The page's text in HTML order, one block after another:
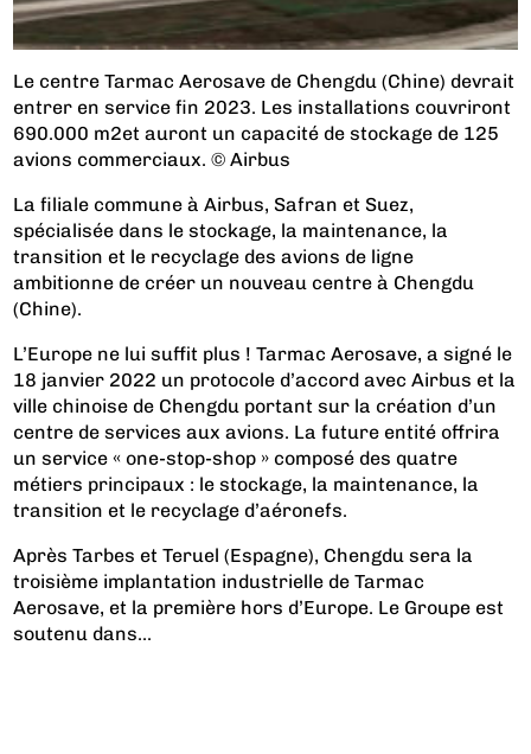
Le centre Tarmac Aerosave de Chengdu (Chine) devrait
entrer en service fin 2023. Les installations couvriront
690.000 m2et auront un capacité de stockage de 125
avions commerciaux. © Airbus
La filiale commune à Airbus, Safran et Suez,
spécialisée dans le stockage, la maintenance, la
transition et le recyclage des avions de ligne
ambitionne de créer un nouveau centre à Chengdu
(Chine).
L’Europe ne lui suffit plus ! Tarmac Aerosave, a signé le
18 janvier 2022 un protocole d’accord avec Airbus et la
ville chinoise de Chengdu portant sur la création d’un
centre de services aux avions. La future entité offrira
un service « one-stop-shop » composé des quatre
métiers principaux : le stockage, la maintenance, la
transition et le recyclage d’aéronefs.
Après Tarbes et Teruel (Espagne), Chengdu sera la
troisième implantation industrielle de Tarmac
Aerosave, et la première hors d’Europe. Le Groupe est
soutenu dans...